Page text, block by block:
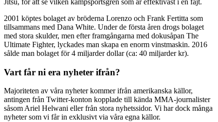
2001 köptes bolaget av bröderna Lorenzo och Frank Fertitta som
tillsammans med Dana White. Under de första åren drogs bolaget
med stora skulder, men efter framgångarna med dokusåpan The
Ultimate Fighter, lyckades man skapa en enorm vinstmaskin. 2016
sålde man bolaget för 4 miljarder dollar (ca: 40 miljarder kr).
Vart får ni era nyheter ifrån?
Majoriteten av våra nyheter kommer ifrån amerikanska källor,
antingen från Twitter-konton kopplade till kända MMA-journalister
såsom Ariel Helwani eller från stora nyhetssidor. Vi har dock många
nyheter som vi får in exklusivt via våra egna källor.